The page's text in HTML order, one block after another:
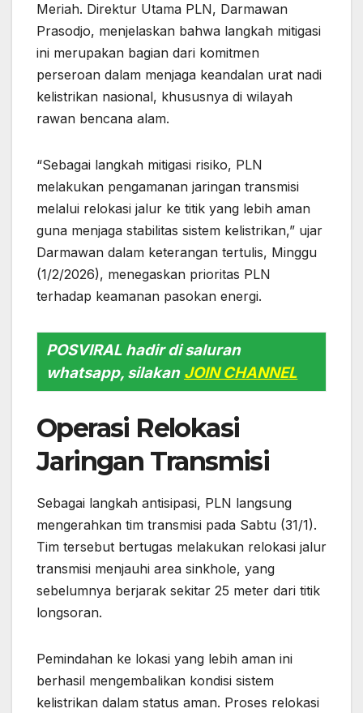
Meriah. Direktur Utama PLN, Darmawan
Prasodjo, menjelaskan bahwa langkah mitigasi
ini merupakan bagian dari komitmen
perseroan dalam menjaga keandalan urat nadi
kelistrikan nasional, khususnya di wilayah
rawan bencana alam.
“Sebagai langkah mitigasi risiko, PLN
melakukan pengamanan jaringan transmisi
melalui relokasi jalur ke titik yang lebih aman
guna menjaga stabilitas sistem kelistrikan,” ujar
Darmawan dalam keterangan tertulis, Minggu
(1/2/2026), menegaskan prioritas PLN
terhadap keamanan pasokan energi.
POSVIRAL hadir di saluran
whatsapp, silakan JOIN CHANNEL
Operasi Relokasi
Jaringan Transmisi
Sebagai langkah antisipasi, PLN langsung
mengerahkan tim transmisi pada Sabtu (31/1).
Tim tersebut bertugas melakukan relokasi jalur
transmisi menjauhi area sinkhole, yang
sebelumnya berjarak sekitar 25 meter dari titik
longsoran.
Pemindahan ke lokasi yang lebih aman ini
berhasil mengembalikan kondisi sistem
kelistrikan dalam status aman. Proses relokasi